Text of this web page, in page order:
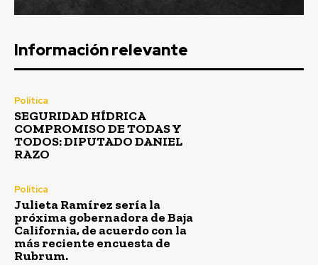
Información relevante
Política
SEGURIDAD HÍDRICA
COMPROMISO DE TODAS Y
TODOS: DIPUTADO DANIEL
RAZO
Política
Julieta Ramírez sería la
próxima gobernadora de Baja
California, de acuerdo con la
más reciente encuesta de
Rubrum.